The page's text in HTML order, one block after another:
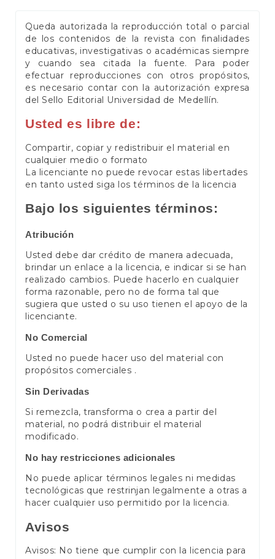
Queda autorizada la reproducción total o parcial
de los contenidos de la revista con finalidades
educativas, investigativas o académicas siempre
y cuando sea citada la fuente. Para poder
efectuar reproducciones con otros propósitos,
es necesario contar con la autorización expresa
del Sello Editorial Universidad de Medellín.
Usted es libre de:
Compartir, copiar y redistribuir el material en
cualquier medio o formato
La licenciante no puede revocar estas libertades
en tanto usted siga los términos de la licencia
Bajo los siguientes términos:
Atribución
Usted debe dar crédito de manera adecuada,
brindar un enlace a la licencia, e indicar si se han
realizado cambios. Puede hacerlo en cualquier
forma razonable, pero no de forma tal que
sugiera que usted o su uso tienen el apoyo de la
licenciante.
No Comercial
Usted no puede hacer uso del material con
propósitos comerciales .
Sin Derivadas
Si remezcla, transforma o crea a partir del
material, no podrá distribuir el material
modificado.
No hay restricciones adicionales
No puede aplicar términos legales ni medidas
tecnológicas que restrinjan legalmente a otras a
hacer cualquier uso permitido por la licencia.
Avisos
Avisos: No tiene que cumplir con la licencia para